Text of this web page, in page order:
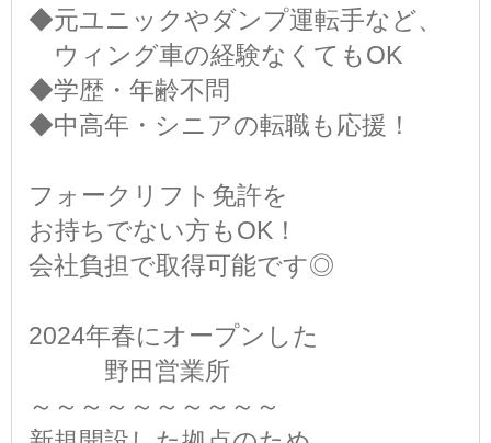
◆元ユニックやダンプ運転手など、
ウィング車の経験なくてもOK
◆学歴・年齢不問
◆中高年・シニアの転職も応援！
フォークリフト免許を
お持ちでない方もOK！
会社負担で取得可能です◎
2024年春にオープンした
野田営業所
～～～～～～～～～～